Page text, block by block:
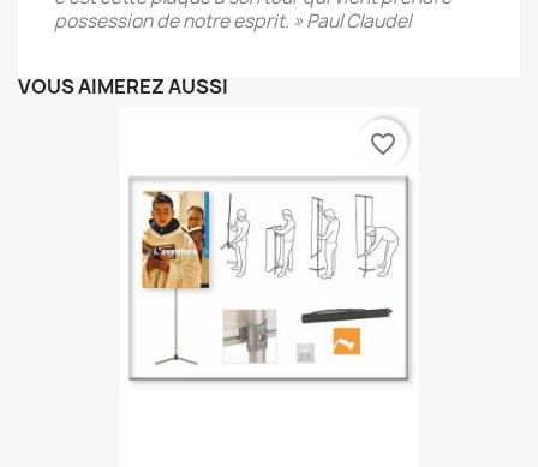
possession de notre esprit. »Paul Claudel
VOUS AIMEREZ AUSSI
favorite_border